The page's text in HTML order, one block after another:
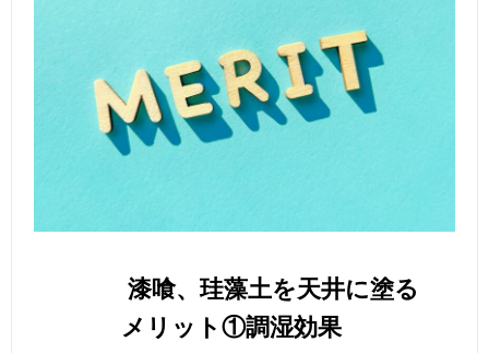
漆喰、珪藻土を天井に塗る
メリット①調湿効果